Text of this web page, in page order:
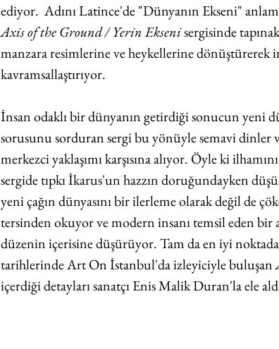
ediyor.  Adını Latince'de "Dünyanın Ekseni"
Axis of the Ground / Yerin Ekseni sergisinde
manzara resimlerine ve heykellerine dönüştürerek
kavramsallaştırıyor.
İnsan odaklı bir dünyanın getirdiği sonucun yeni
sorusunu sorduran sergi bu yönüyle semavi dinler
merkezci yaklaşımı karşısına alıyor. Öyle ki
sergide tıpkı İkarus'un hazzın doruğundayken
yeni çağın dünyasını bir ilerleme olarak değil de
tersinden okuyor ve modern insanı temsil eden bir
düzenin içerisine düşürüyor. Tam da en iyi
tarihlerinde Art On İstanbul'da izleyiciyle buluşan
içerdiği detayları sanatçı Enis Malik Duran'la ele